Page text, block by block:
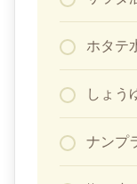
ホタテ
しょう
ナンプ